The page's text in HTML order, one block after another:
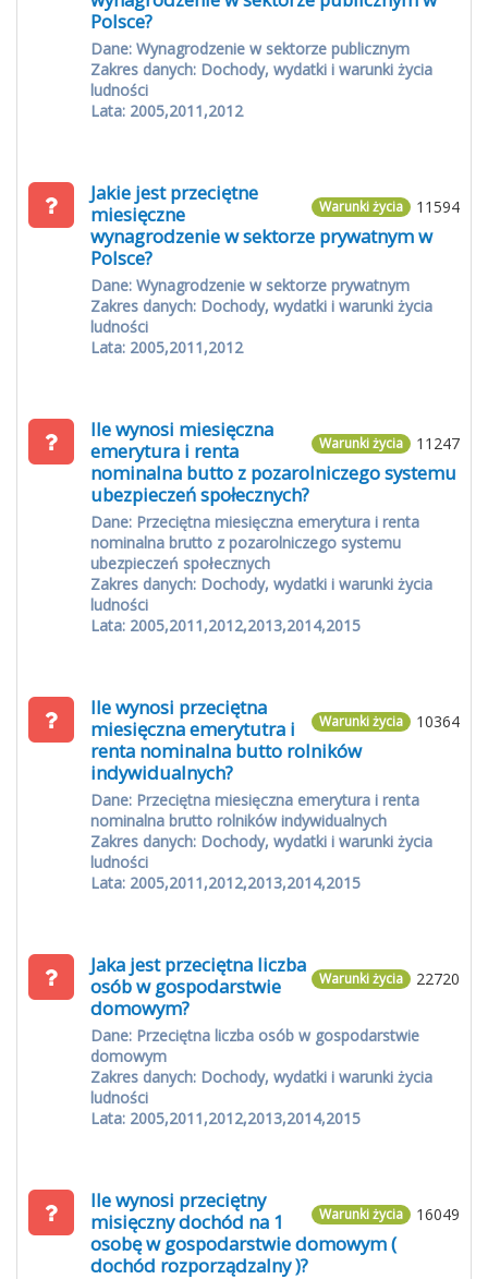
Polsce?
Dane: Wynagrodzenie w sektorze publicznym
Zakres danych: Dochody, wydatki i warunki życia
ludności
Lata: 2005,2011,2012
11594
Warunki życia
Jakie jest przeciętne
miesięczne
wynagrodzenie w sektorze prywatnym w
Polsce?
Dane: Wynagrodzenie w sektorze prywatnym
Zakres danych: Dochody, wydatki i warunki życia
ludności
Lata: 2005,2011,2012
11247
Warunki życia
Ile wynosi miesięczna
emerytura i renta
nominalna butto z pozarolniczego systemu
ubezpieczeń społecznych?
Dane: Przeciętna miesięczna emerytura i renta
nominalna brutto z pozarolniczego systemu
ubezpieczeń społecznych
Zakres danych: Dochody, wydatki i warunki życia
ludności
Lata: 2005,2011,2012,2013,2014,2015
10364
Warunki życia
Ile wynosi przeciętna
miesięczna emerytutra i
renta nominalna butto rolników
indywidualnych?
Dane: Przeciętna miesięczna emerytura i renta
nominalna brutto rolników indywidualnych
Zakres danych: Dochody, wydatki i warunki życia
ludności
Lata: 2005,2011,2012,2013,2014,2015
22720
Warunki życia
Jaka jest przeciętna liczba
osób w gospodarstwie
domowym?
Dane: Przeciętna liczba osób w gospodarstwie
domowym
Zakres danych: Dochody, wydatki i warunki życia
ludności
Lata: 2005,2011,2012,2013,2014,2015
16049
Warunki życia
Ile wynosi przeciętny
misięczny dochód na 1
osobę w gospodarstwie domowym (
dochód rozporządzalny )?